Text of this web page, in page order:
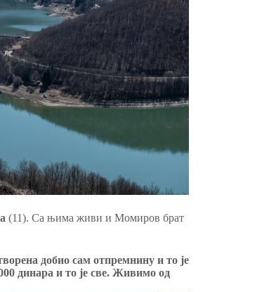
(11). Са њима живи и Момиров брат
добио сам отпремнину и то је
динара и то је све. Живимо од